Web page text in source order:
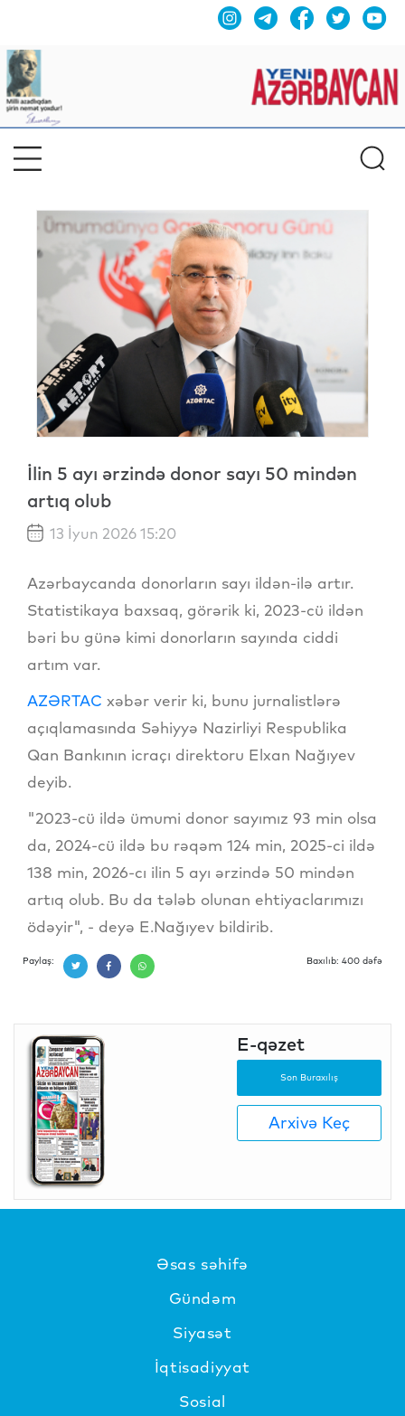
İlin 5 ayı ərzində donor sayı 50 mindən
artıq olub
13 İyun 2026 15:20
Azərbaycanda donorların sayı ildən-ilə artır.
Statistikaya baxsaq, görərik ki, 2023-cü ildən
bəri bu günə kimi donorların sayında ciddi
artım var.
AZƏRTAC xəbər verir ki, bunu jurnalistlərə
açıqlamasında Səhiyyə Nazirliyi Respublika
Qan Bankının icraçı direktoru Elxan Nağıyev
deyib.
"2023-cü ildə ümumi donor sayımız 93 min olsa
da, 2024-cü ildə bu rəqəm 124 min, 2025-ci ildə
138 min, 2026-cı ilin 5 ayı ərzində 50 mindən
artıq olub. Bu da tələb olunan ehtiyaclarımızı
ödəyir", - deyə E.Nağıyev bildirib.
Paylaş: Baxılıb: 400 dəfə
E-qəzet
Son Buraxılış
Arxivə Keç
Əsas səhifə
Gündəm
Siyasət
İqtisadiyyat
Sosial